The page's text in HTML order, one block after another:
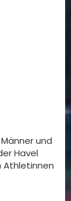
und
Havel